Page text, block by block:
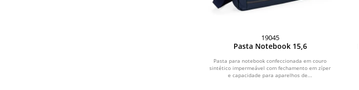
19045
Pasta Notebook 15,6
Pasta para notebook confeccionada em couro
sintético impermeável com fechamento em zíper
e capacidade para aparelhos de...